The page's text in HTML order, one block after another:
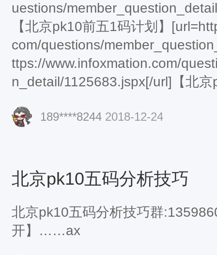
uestions/
【北京pk10前五1码计划】
com/questions/
ttps://www.infoxmation.com/
n_detail/1125683.jspx[/url]【北
189****8244 2018-12-24
北京pk10五码分析技巧
北京pk10五码分析技巧群
开】……ax